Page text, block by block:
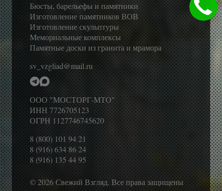
Бюсты, барельефы и памятники
Изготовление памятников ВОВ
Изготовление скульптуры
Мемориальные комплексы
Памятные доски из гранита и мрамора
sv_vzgliad@mail.ru
ООО "МОСТОРГ-МТО"
ИНН 7726705123
ОГРН 1127746745620
8 (800) 101 94 21
8 (916) 634 86 24
8 (916) 135 44 95
© 2026 Свежий Взгляд. Все права защищены